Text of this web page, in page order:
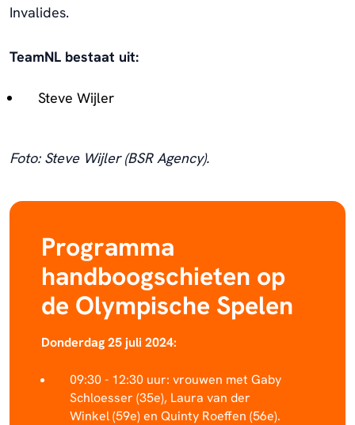
Invalides.
TeamNL bestaat uit:
Steve Wijler
Foto: Steve Wijler (BSR Agency).
Programma
handboogschieten op
de Olympische Spelen
Donderdag 25 juli 2024:
09:30 - 12:30 uur: vrouwen met Gaby
Schloesser (35e), Laura van der
Winkel (59e) en Quinty Roeffen (56e).